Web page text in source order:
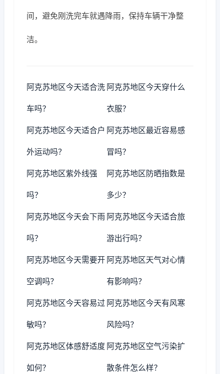
间，避免刚洗完车就遇降雨，保持车辆干净整
洁。
阿克苏地区今天适合洗
车吗？
阿克苏地区今天穿什么
衣服？
阿克苏地区今天适合户
外运动吗？
阿克苏地区最近容易感
冒吗？
阿克苏地区紫外线强
吗？
阿克苏地区防晒指数是
多少？
阿克苏地区今天会下雨
吗？
阿克苏地区今天适合旅
游出行吗？
阿克苏地区今天需要开
空调吗？
阿克苏地区天气对心情
有影响吗？
阿克苏地区今天容易过
敏吗？
阿克苏地区今天有风寒
风险吗？
阿克苏地区体感舒适度
如何？
阿克苏地区空气污染扩
散条件怎么样？